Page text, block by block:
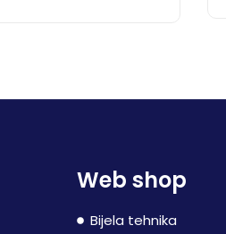
Web shop
Bijela tehnika